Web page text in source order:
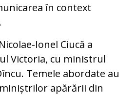
în context
Ionel Ciucă a
Victoria, cu ministrul
Temele abordate au
apărării din